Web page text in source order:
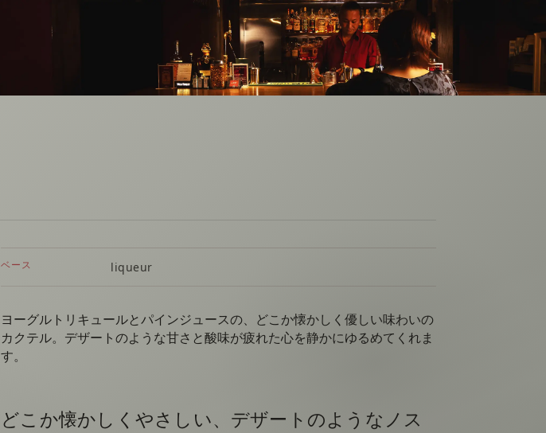
ベース liqueur
ヨーグルトリキュールとパインジュースの、どこか懐かしく優しい味わいの
カクテル。デザートのような甘さと酸味が疲れた心を静かにゆるめてくれま
す。
どこか懐かしくやさしい、デザートのようなノス